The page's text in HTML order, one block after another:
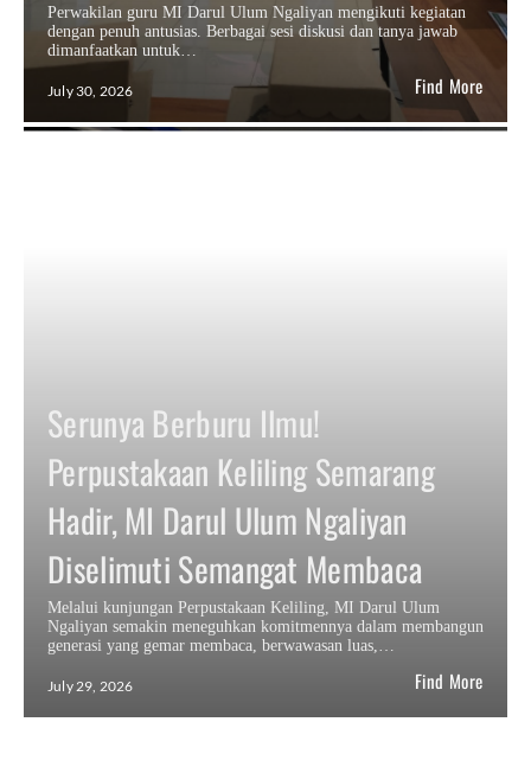
Perwakilan guru MI Darul Ulum Ngaliyan mengikuti kegiatan
dengan penuh antusias. Berbagai sesi diskusi dan tanya jawab
dimanfaatkan untuk…
July 30, 2026 Find More
Serunya Berburu Ilmu!
Perpustakaan Keliling Semarang
Hadir, MI Darul Ulum Ngaliyan
Diselimuti Semangat Membaca
Melalui kunjungan Perpustakaan Keliling, MI Darul Ulum
Ngaliyan semakin meneguhkan komitmennya dalam membangun
generasi yang gemar membaca, berwawasan luas,…
July 29, 2026 Find More